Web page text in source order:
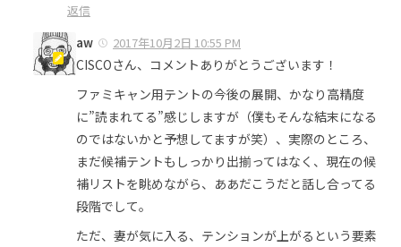
返信
aw
2017年10月2日 10:55 PM
CISCOさん、コメントありがとうございます！
ファミキャン用テントの今後の展開、かなり高精度
に”読まれてる”感じしますが（僕もそんな結末になる
のではないかと予想してますが笑）、実際のところ、
まだ候補テントもしっかり出揃ってはなく、現在の候
補リストを眺めながら、ああだこうだと話し合ってる
段階でして。
ただ、妻が気に入る、テンションが上がるという要素